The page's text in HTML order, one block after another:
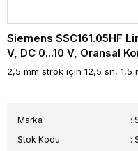
Siemens SSC161.05HF
V, DC 0...10 V, Oransal
2,5 mm strok için 12,5 sn, 1,5
Marka :
Stok Kodu